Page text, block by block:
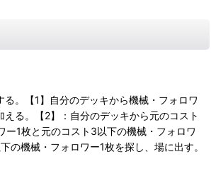
る。【1】自分のデッキから機械・フォロワ
える。【2】：自分のデッキから元のコスト
ー1枚と元のコスト3以下の機械・フォロワ
の機械・フォロワー1枚を探し、場に出す。